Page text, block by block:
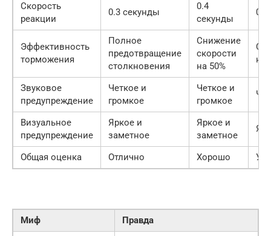
Скорость
реакции
0.3 секунды
0.4
секунды
0.5
Эффективность
торможения
Полное
предотвращение
столкновения
Снижение
скорости
на 50%
на
Звуковое
предупреждение
Четкое и
громкое
Четкое и
громкое
Визуальное
предупреждение
Яркое и
заметное
Яркое и
заметное
Общая оценка Отлично Хорошо
Миф
Правда